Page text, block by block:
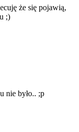
że się pojawią,
;)
nie było.. ;p